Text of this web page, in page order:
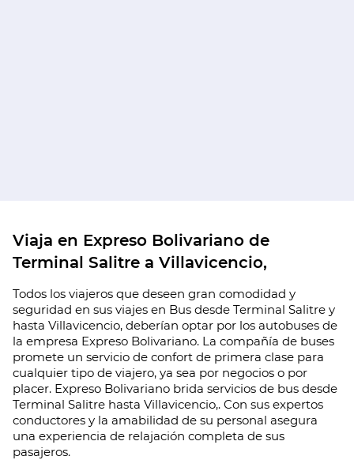
Viaja en Expreso Bolivariano de
Terminal Salitre a Villavicencio,
Todos los viajeros que deseen gran comodidad y
seguridad en sus viajes en Bus desde Terminal Salitre y
hasta Villavicencio, deberían optar por los autobuses de
la empresa Expreso Bolivariano. La compañía de buses
promete un servicio de confort de primera clase para
cualquier tipo de viajero, ya sea por negocios o por
placer. Expreso Bolivariano brida servicios de bus desde
Terminal Salitre hasta Villavicencio,. Con sus expertos
conductores y la amabilidad de su personal asegura
una experiencia de relajación completa de sus
pasajeros.